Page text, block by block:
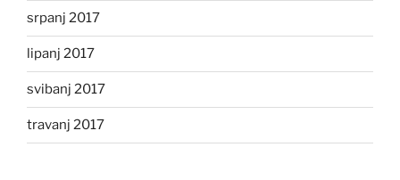
srpanj 2017
lipanj 2017
svibanj 2017
travanj 2017